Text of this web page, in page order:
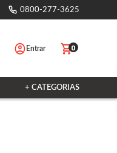
0800-277-3625
Entrar 0
+ CATEGORIAS